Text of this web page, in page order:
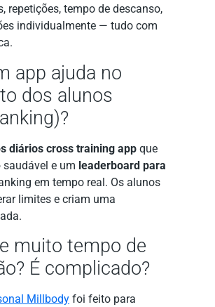
repetições, tempo de descanso,
individualmente — tudo com
app ajuda no
dos alunos
diários cross training app que
e um leaderboard para
em tempo real. Os alunos
limites e criam uma
muito tempo de
É complicado?
Millbody foi feito para